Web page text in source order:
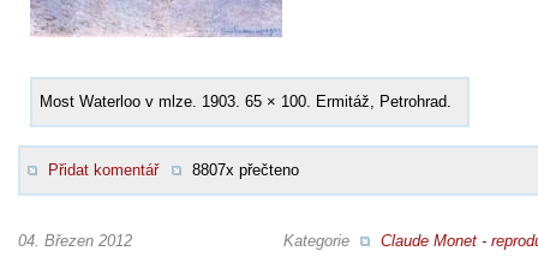
Most Waterloo v mlze. 1903. 65 × 100. Ermitáž, Petrohrad.
Přidat komentář 8807x přečteno
Kategorie Claude Monet -
04. Březen 2012